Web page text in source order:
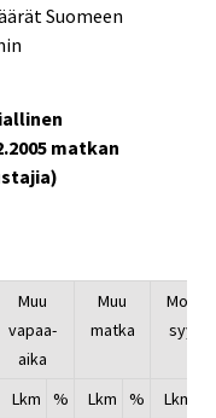
Suomeen
matkan
Muu
vapaa-
aika
Muu
matka
Monta
syytä
Lkm % Lkm % Lkm